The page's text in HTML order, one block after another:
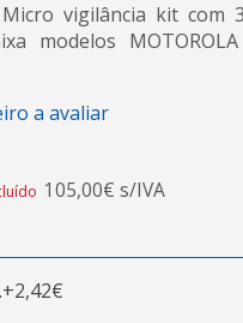
Micro vigilância kit com
modelos
a avaliar
105,00€ s/IVA
+2,42€